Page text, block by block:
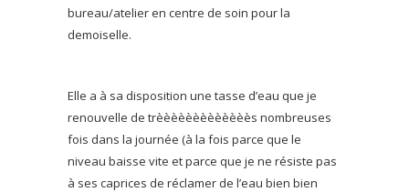
bureau/atelier en centre de soin pour la
demoiselle.
Elle a à sa disposition une tasse d’eau que je
renouvelle de trèèèèèèèèèèèèès nombreuses
fois dans la journée (à la fois parce que le
niveau baisse vite et parce que je ne résiste pas
à ses caprices de réclamer de l’eau bien bien